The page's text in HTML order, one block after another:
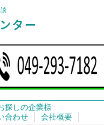
探しの企業様
合わせ 会社概要